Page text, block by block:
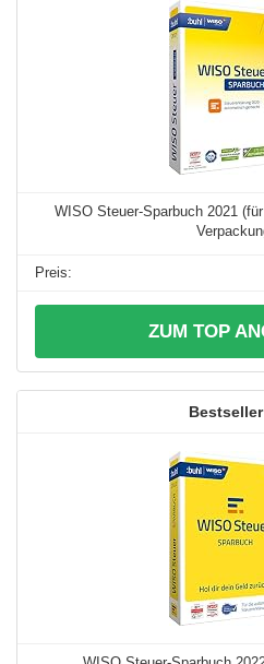
WISO Steuer-Sparbuch 2021
ZUM TOP